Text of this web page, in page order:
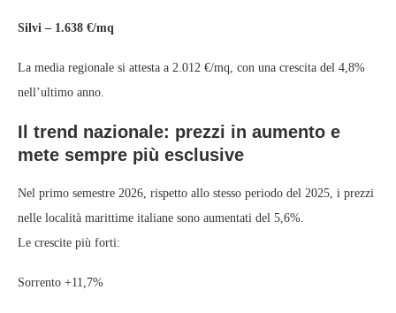
Silvi – 1.638 €/mq
La media regionale si attesta a 2.012 €/mq, con una crescita del 4,8%
nell’ultimo anno.
Il trend nazionale: prezzi in aumento e
mete sempre più esclusive
Nel primo semestre 2026, rispetto allo stesso periodo del 2025, i prezzi
nelle località marittime italiane sono aumentati del 5,6%.
Le crescite più forti:
Sorrento +11,7%